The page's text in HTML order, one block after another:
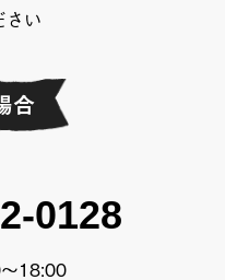
さい
合
0128
18:00